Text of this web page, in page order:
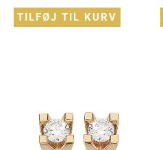
TILFØJ TIL KURV